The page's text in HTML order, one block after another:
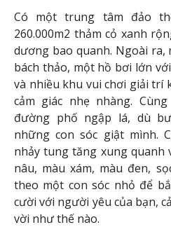
Có một trung tâm đảo
260.000m2 thảm cỏ xanh
dương bao quanh. Ngoài
bách thảo, một hồ bơi lớn
và nhiều khu vui chơi giải trí
cảm giác nhẹ nhàng.
đường phố ngập lá, dù
những con sóc giật mình.
nhảy tung tăng xung quanh
nâu, màu xám, màu đen,
theo một con sóc nhỏ để
cười với người yêu của bạn,
vời như thế nào.